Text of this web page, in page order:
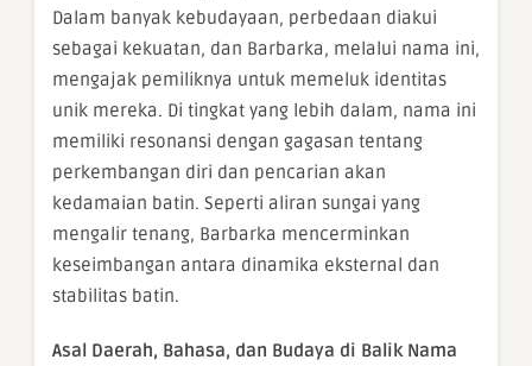
Dalam banyak kebudayaan, perbedaan diakui
sebagai kekuatan, dan Barbarka, melalui nama ini,
mengajak pemiliknya untuk memeluk identitas
unik mereka. Di tingkat yang lebih dalam, nama ini
memiliki resonansi dengan gagasan tentang
perkembangan diri dan pencarian akan
kedamaian batin. Seperti aliran sungai yang
mengalir tenang, Barbarka mencerminkan
keseimbangan antara dinamika eksternal dan
stabilitas batin.
Asal Daerah, Bahasa, dan Budaya di Balik Nama